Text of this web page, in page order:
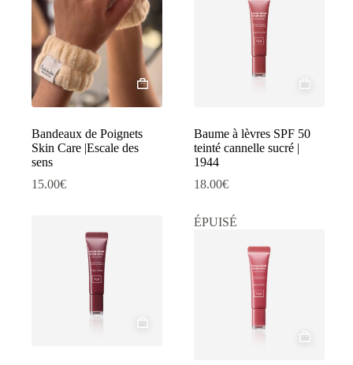
Bandeaux de Poignets
Skin Care |Escale des
sens
15.00€
Baume à lèvres SPF 50
teinté cannelle sucré |
1944
18.00€
ÉPUISÉ